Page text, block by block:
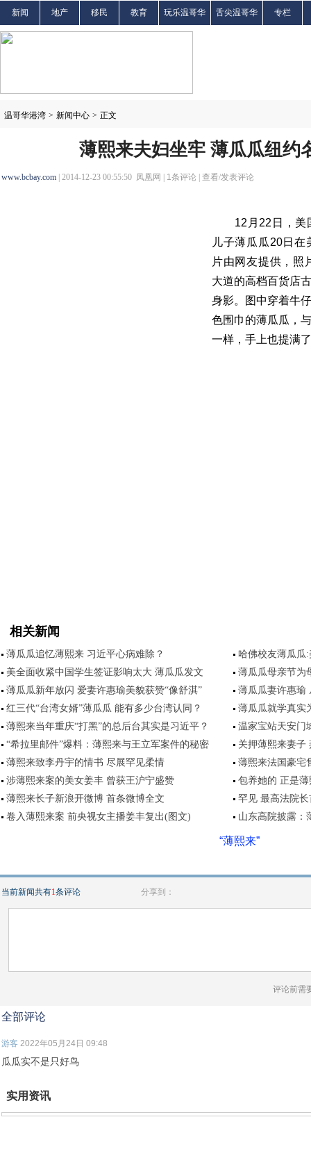
新闻 地产 移民 教育 玩乐温哥华 舌尖温哥华 专栏
温哥华港湾 > 新闻中心 > 正文
薄熙来夫妇坐牢 薄瓜瓜纽约
www.bcbay.com | 2014-12-23 00:55:50 凤凰网 | 1条评论 | 查看/发表评论
12月22日，美国
儿子薄瓜瓜20日
片由网友提供，照
大道的高档百货店
身影。图中穿着牛
色围巾的薄瓜瓜，
一样，手上也提满
相关新闻
薄瓜瓜追忆薄熙来 习近平心病难除？
哈佛校友薄瓜瓜
美全面收紧中国学生签证影响太大 薄瓜瓜发文
薄瓜瓜母亲节为
薄瓜瓜新年放闪 爱妻许惠瑜美貌获赞“像舒淇”
薄瓜瓜妻许惠瑜
红三代“台湾女婿”薄瓜瓜 能有多少台湾认同？
薄瓜瓜就学真实
薄熙来当年重庆“打黑”的总后台其实是习近平？
温家宝站天安门
“希拉里邮件”爆料：薄熙来与王立军案件的秘密
关押薄熙来妻子
薄熙来致李丹宇的情书 尽展罕见柔情
薄熙来法国豪宅
涉薄熙来案的美女姜丰 曾获王沪宁盛赞
包养她的 正是
薄熙来长子新浪开微博 首条微博全文
罕见 最高法院
卷入薄熙来案 前央视女主播姜丰复出(图文)
山东高院披露：
“薄熙来”
当前新闻共有1条评论 分享到：
评论前需
全部评论
游客 2022年05月24日 09:48
瓜瓜实不是只好鸟
实用资讯